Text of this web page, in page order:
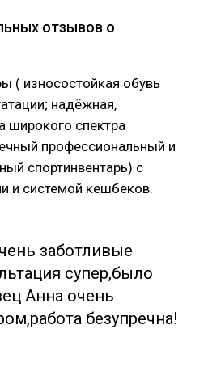
отзывов о
( износостойкая обувь
надёжная,
широкого спектра
профессиональный и
спортинвентарь) с
и системой кешбеков.
заботливые
супер,было
Анна очень
безупречна!